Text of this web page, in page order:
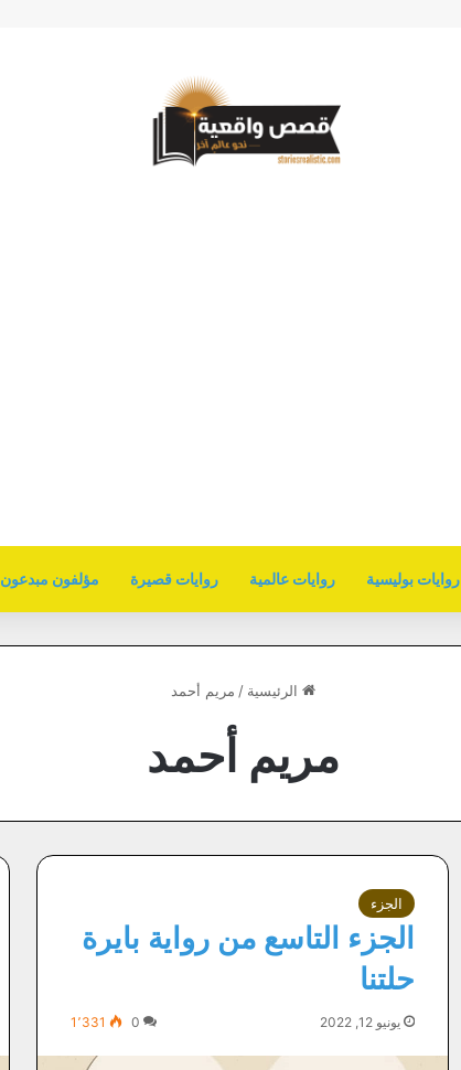
روايات بوليسية روايات عالمية روايات قصيرة مؤلفون مبدعون
الرئيسية / مريم أحمد
مريم أحمد
الجزء
الجزء التاسع من رواية بايرة
حلتنا
يونيو 12, 2022 0 1٬331